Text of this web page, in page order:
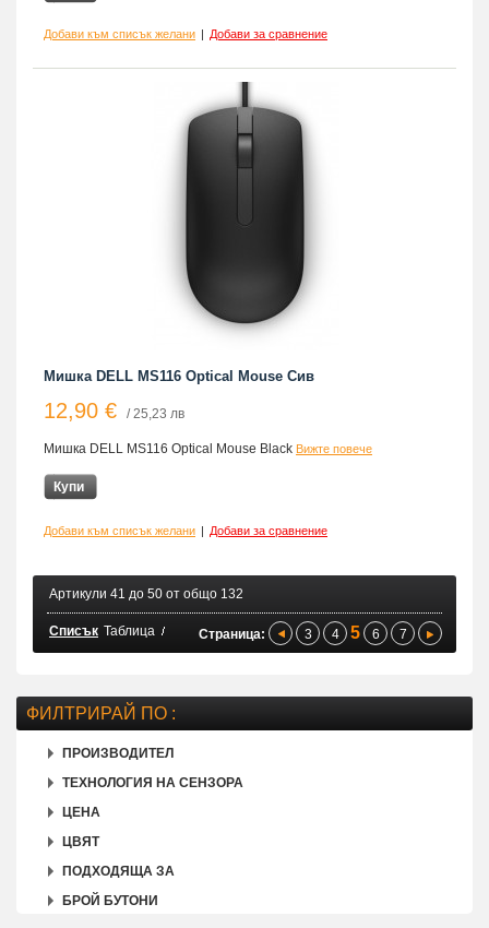
Добави към списък желани Добави за сравнение
Мишка DELL MS116 Optical Mouse Сив
12,90 € / 25,23 лв
Мишка DELL MS116 Optical Mouse Black Вижте повече
Купи
Добави към списък желани Добави за сравнение
Артикули 41 до 50 от общо 132
Списък Таблица Страница: 3 4 5 6 7
ФИЛТРИРАЙ ПО :
ПРОИЗВОДИТЕЛ
ТЕХНОЛОГИЯ НА СЕНЗОРА
ЦЕНА
ЦВЯТ
ПОДХОДЯЩА ЗА
БРОЙ БУТОНИ